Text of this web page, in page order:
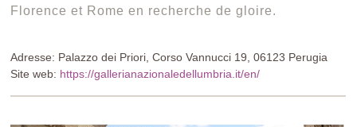
Florence et Rome en recherche de gloire.
Adresse: Palazzo dei Priori, Corso Vannucci 19, 06123 Perugia
Site web: https://gallerianazionaledellumbria.it/en/